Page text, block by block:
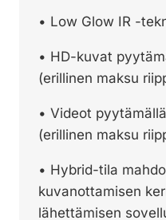
• Low Glow IR -
• HD-kuvat
(erillinen maksu
• Videot
(erillinen maksu
• Hybrid-tila
kuvanottamisen
lähettämisen